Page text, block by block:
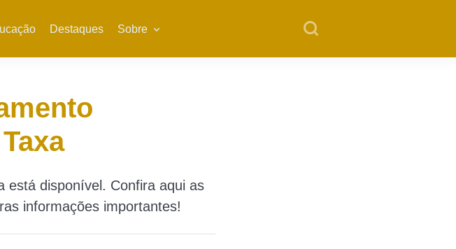
Destaques Sobre
está disponível. Confira aqui as
informações importantes!